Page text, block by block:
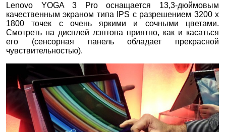
Lenovo YOGA 3 Pro оснащается 13,3-дюймовым
качественным экраном типа IPS с разрешением 3200 x
1800 точек с очень яркими и сочными цветами.
Смотреть на дисплей лэптопа приятно, как и касаться
его (сенсорная панель обладает прекрасной
чувствительностью).